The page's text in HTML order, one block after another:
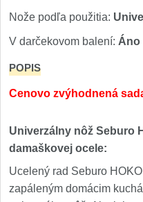
Nože podľa použitia:
V darčekovom balení: Áno
POPIS
Cenovo zvýhodnená
Univerzálny nôž Seburo
damaškovej ocele:
Ucelený rad Seburo
zapáleným domácim